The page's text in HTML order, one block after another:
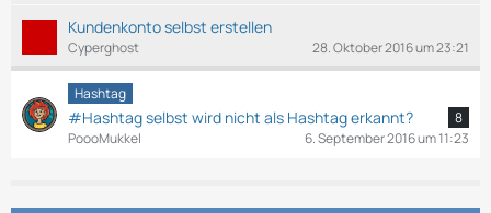
Kundenkonto selbst erstellen
Cyperghost 28. Oktober 2016 um 23:21
Hashtag
#Hashtag selbst wird nicht als Hashtag erkannt?
8
PoooMukkel
6. September 2016 um 11:23